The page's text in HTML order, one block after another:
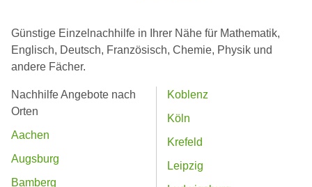
Günstige Einzelnachhilfe in Ihrer Nähe für Mathematik,
Englisch, Deutsch, Französisch, Chemie, Physik und
andere Fächer.
Nachhilfe Angebote nach
Orten
Aachen
Augsburg
Bamberg
Koblenz
Köln
Krefeld
Leipzig